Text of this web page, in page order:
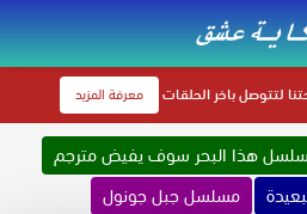
لتتوصل باخر الحلقات معرفة المزيد
هذا البحر سوف يفيض مترجم
مسلسل جبل جونول